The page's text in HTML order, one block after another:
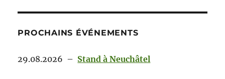
PROCHAINS ÉVÉNEMENTS
29.08.2026 – Stand à Neuchâtel